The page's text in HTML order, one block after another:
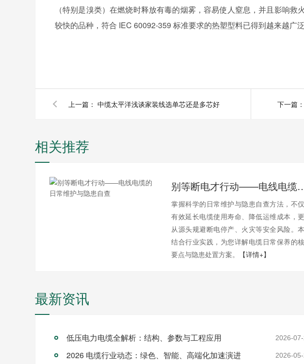
（特别是溴类）在燃烧时释放有毒的烟雾，容易使人窒息，并且影响
较快的品种，符合 IEC 60092-359 标准要求的热塑型料已得到越来越广泛
上一篇： 中缆太平洋浅谈家装线选单芯还是多芯好 下一篇：
相关推荐
别等断电才行动——电
掌握科学的日常维护与隐患自查方法，不
有效延长电缆使用寿命、降低运维成本，
从源头规避断电停产、火灾等安全风险。
结合行业实践，为您详解电缆日常保养的
要点与隐患处置方案。
【详情+】
最新资讯
低压电力电缆全解析：结构、参数与工程应用 2026-
2026 电缆行业动态：绿色、智能、高端化加速演进 2026-